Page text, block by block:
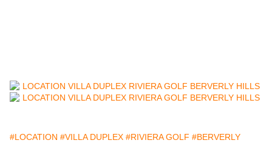
#LOCATION #VILLA DUPLEX #RIVIERA GOLF #BERVERLY